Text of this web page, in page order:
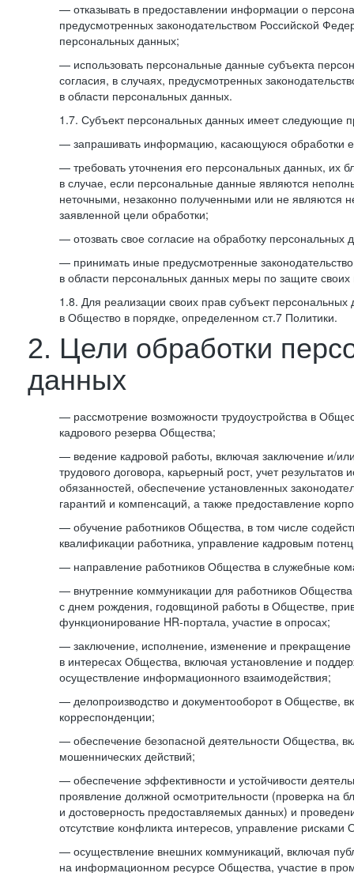
— отказывать в предоставлении информации о
предусмотренных законодательством Российской
персональных данных;
— использовать персональные данные субъекта
согласия, в случаях, предусмотренных
в области персональных данных.
1.7. Субъект персональных данных имеет следующие
— запрашивать информацию, касающуюся обработки
— требовать уточнения его персональных данных, их
в случае, если персональные данные являются
неточными, незаконно полученными или не являются
заявленной цели обработки;
— отозвать свое согласие на обработку персональных
— принимать иные предусмотренные
в области персональных данных меры по защите своих
1.8. Для реализации своих прав субъект
в Общество в порядке, определенном ст.7 Политики.
2. Цели обработки
данных
— рассмотрение возможности трудоустройства в
кадрового резерва Общества;
— ведение кадровой работы, включая заключение и/
трудового договора, карьерный рост, учет
обязанностей, обеспечение установленных
гарантий и компенсаций, а также предоставление
— обучение работников Общества, в том числе
квалификации работника, управление кадровым
— направление работников Общества в служебные
— внутренние коммуникации для работников
с днем рождения, годовщиной работы в Обществе,
функционирование HR-портала, участие в опросах;
— заключение, исполнение, изменение и прекращение
в интересах Общества, включая установление и
осуществление информационного взаимодействия;
— делопроизводство и документооборот в Обществе,
корреспонденции;
— обеспечение безопасной деятельности Общества,
мошеннических действий;
— обеспечение эффективности и устойчивости
проявление должной осмотрительности (проверка на
и достоверность предоставляемых данных) и
отсутствие конфликта интересов, управление рисками
— осуществление внешних коммуникаций, включая
на информационном ресурсе Общества, участие в